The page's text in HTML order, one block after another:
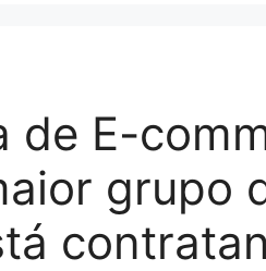
de E-
grupo